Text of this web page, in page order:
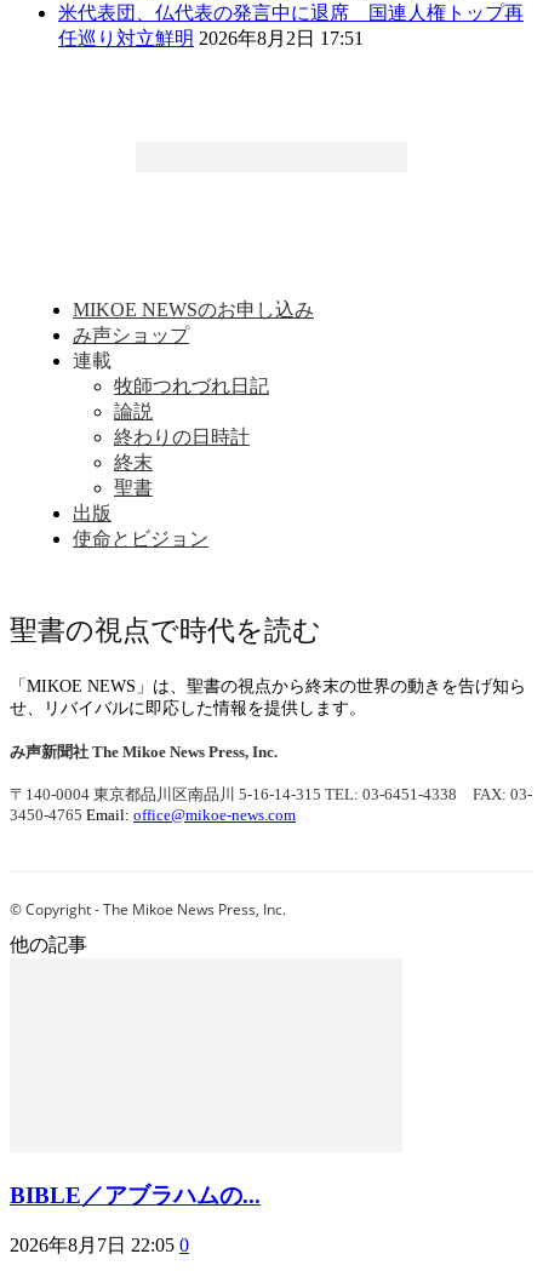
米代表団、仏代表の発言中に退席 国連人権トップ再
任巡り対立鮮明 2026年8月2日 17:51
MIKOE NEWSのお申し込み
み声ショップ
連載
牧師つれづれ日記
論説
終わりの日時計
終末
聖書
出版
使命とビジョン
聖書の視点で時代を読む
「MIKOE NEWS」は、聖書の視点から終末の世界の動きを告げ知ら
せ、リバイバルに即応した情報を提供します。
み声新聞社 The Mikoe News Press, Inc.
〒140-0004 東京都品川区南品川 5-16-14-315 TEL: 03-6451-4338 FAX: 03-
3450-4765 Email: office@mikoe-news.com
© Copyright - The Mikoe News Press, Inc.
他の記事
BIBLE／アブラハムの...
2026年8月7日 22:05 0